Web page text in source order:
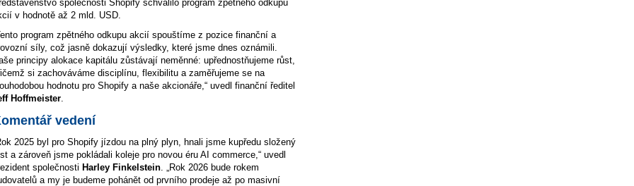
společnosti Shopify schválilo program zpětného odkupu
v hodnotě až 2 mld. USD.
program zpětného odkupu akcií spouštíme z pozice finanční a
síly, což jasně dokazují výsledky, které jsme dnes oznámili.
principy alokace kapitálu zůstávají neměnné: upřednostňujeme růst,
si zachováváme disciplínu, flexibilitu a zaměřujeme se na
hodnotu pro Shopify a naše akcionáře,“ uvedl finanční ředitel
Hoffmeister.
vedení
2025 byl pro Shopify jízdou na plný plyn, hnali jsme kupředu složený
a zároveň jsme pokládali koleje pro novou éru AI commerce,“ uvedl
společnosti Harley Finkelstein . „Rok 2026 bude rokem
a my je budeme pohánět od prvního prodeje až po masivní